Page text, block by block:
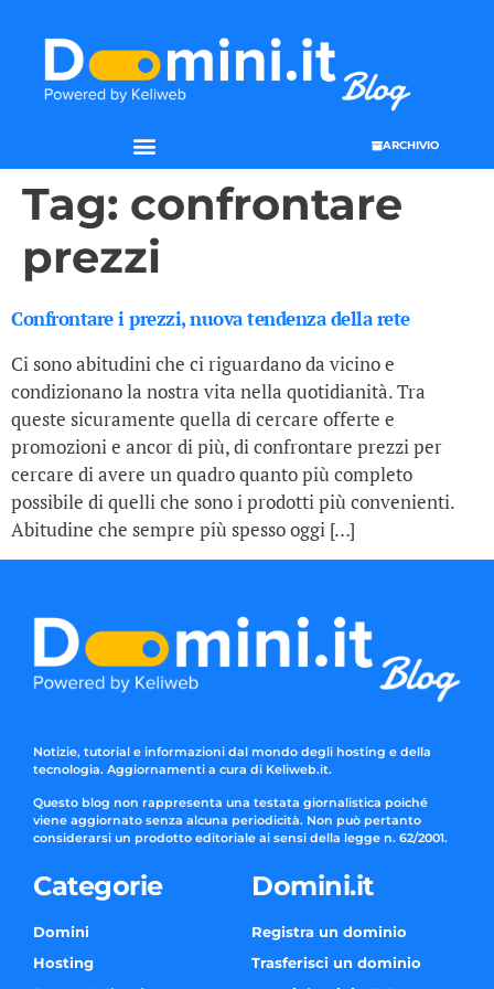
ARCHIVIO
Tag: confrontare
prezzi
Confrontare i prezzi, nuova tendenza della rete
Ci sono abitudini che ci riguardano da vicino e
condizionano la nostra vita nella quotidianità. Tra
queste sicuramente quella di cercare offerte e
promozioni e ancor di più, di confrontare prezzi per
cercare di avere un quadro quanto più completo
possibile di quelli che sono i prodotti più convenienti.
Abitudine che sempre più spesso oggi […]
Notizie, tutorial e informazioni dal mondo degli hosting e della
tecnologia. Aggiornamenti a cura di Keliweb.it.
Questo blog non rappresenta una testata giornalistica poiché
viene aggiornato senza alcuna periodicità. Non può pertanto
considerarsi un prodotto editoriale ai sensi della legge n. 62/2001.
Categorie
Domini
Hosting
Domini.it
Registra un dominio
Trasferisci un dominio